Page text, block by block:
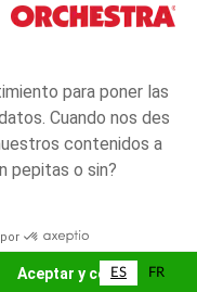
para poner las
Cuando nos des
contenidos a
pepitas o sin?
Aceptar y cerrar
3
actuales
Francesa de comercio
sistema de mediación de
ES FR